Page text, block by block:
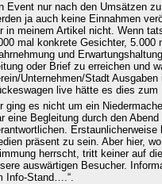
Event nur nach den Umsätzen
ja auch keine Einnahmen
in meinem Artikel nicht. Wenn
mal konkrete Gesichter, 5.000
und
oder Brief zu erreichen und
Unternehmen/Stadt
live hätte es dies zum
ging es nicht um ein
eine Begleitung durch den
präsent zu sein. Aber hier,
herrscht, tritt keiner auf
auswärtigen Besucher.
Info-Stand….“.